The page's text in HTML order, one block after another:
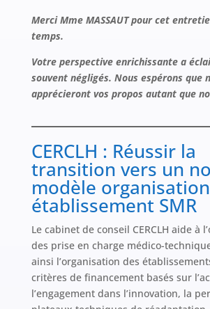
Merci Mme MASSAUT pour cet
temps.
Votre perspective enrichissante a
souvent négligés. Nous espérons que
apprécieront vos propos autant que
CERCLH : Réussir la
transition vers un
modèle
établissement SMR
Le cabinet de conseil CERCLH aide à
des prise en charge médico-
ainsi l’organisation des
critères de financement basés sur
l’engagement dans l’innovation, la